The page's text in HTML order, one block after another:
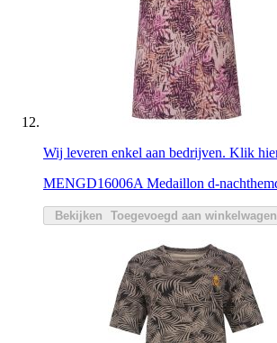
Wij leveren enkel aan bedrijven. Klik
MENGD16006A Medaillon d-
Bekijken Toegevoegd aan winkelwagen